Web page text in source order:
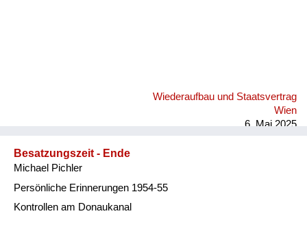
Wiederaufbau und Staatsvertrag
Wien
6. Mai 2025
Besatzungszeit - Ende
Michael Pichler
Persönliche Erinnerungen 1954-55
Kontrollen am Donaukanal